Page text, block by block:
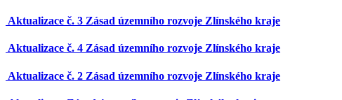
Aktualizace č. 3 Zásad územního rozvoje Zlínského kraje
Aktualizace č. 4 Zásad územního rozvoje Zlínského kraje
Aktualizace č. 2 Zásad územního rozvoje Zlínského kraje